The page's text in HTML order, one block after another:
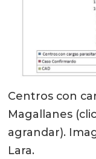
Centros con
Magallanes
agrandar).
Lara.